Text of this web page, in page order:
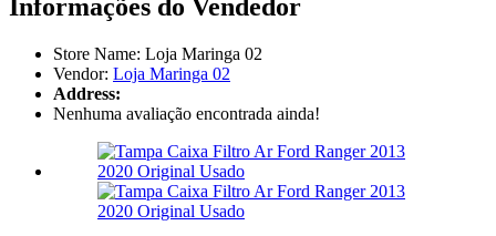
Informações do Vendedor
Store Name: Loja Maringa 02
Vendor: Loja Maringa 02
Address:
Nenhuma avaliação encontrada ainda!